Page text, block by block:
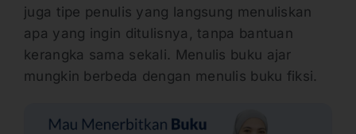
juga tipe penulis yang langsung menuliskan
apa yang ingin ditulisnya, tanpa bantuan
kerangka sama sekali. Menulis buku ajar
mungkin berbeda dengan menulis buku fiksi.